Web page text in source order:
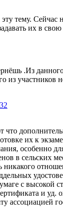
тему. Сейчас
их в свою
.Из
участников
их к
особенно
в сельских
никакого
с высокой
и